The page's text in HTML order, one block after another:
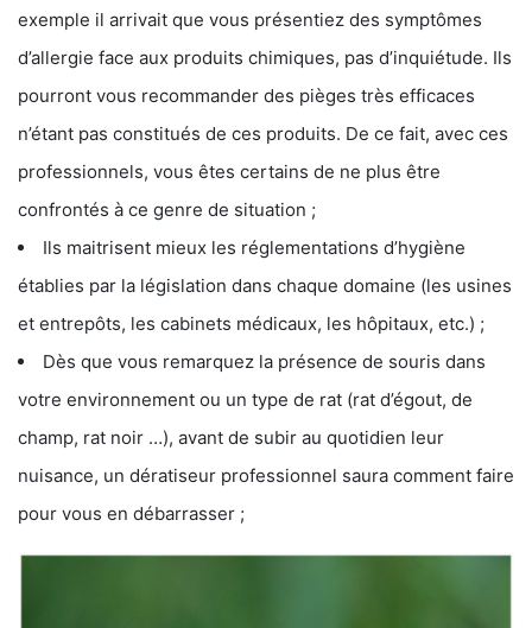
exemple il arrivait que vous présentiez des symptômes
d’allergie face aux produits chimiques, pas d’inquiétude. Ils
pourront vous recommander des pièges très efficaces
n’étant pas constitués de ces produits. De ce fait, avec ces
professionnels, vous êtes certains de ne plus être
confrontés à ce genre de situation ;
Ils maitrisent mieux les réglementations d’hygiène
établies par la législation dans chaque domaine (les usines
et entrepôts, les cabinets médicaux, les hôpitaux, etc.) ;
Dès que vous remarquez la présence de souris dans
votre environnement ou un type de rat (rat d’égout, de
champ, rat noir …), avant de subir au quotidien leur
nuisance, un dératiseur professionnel saura comment faire
pour vous en débarrasser ;